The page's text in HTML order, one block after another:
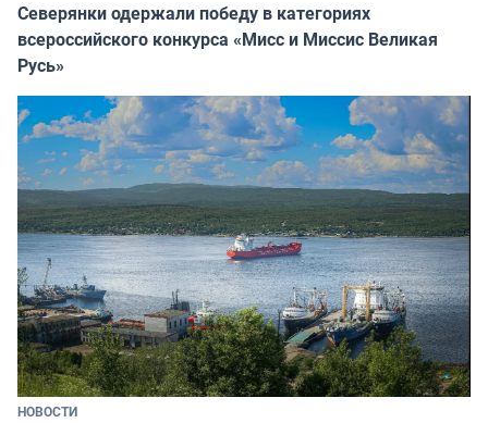
Северянки одержали победу в категориях
всероссийского конкурса «Мисс и Миссис Великая
Русь»
НОВОСТИ